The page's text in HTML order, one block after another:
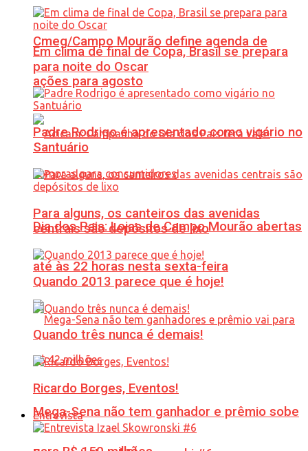
Cmeg/Campo Mourão define agenda de
ações para agosto
Dia dos Pais: Lojas de Campo Mourão abertas
até às 22 horas nesta sexta-feira
Mega-Sena não tem ganhador e prêmio sobe
Em clima de final de Copa, Brasil se prepara
para noite do Oscar
Padre Rodrigo é apresentado como vigário no
Santuário
Para alguns, os canteiros das avenidas
centrais são depósitos de lixo
Quando 2013 parece que é hoje!
Quando três nunca é demais!
Ricardo Borges, Eventos!
Entrevista